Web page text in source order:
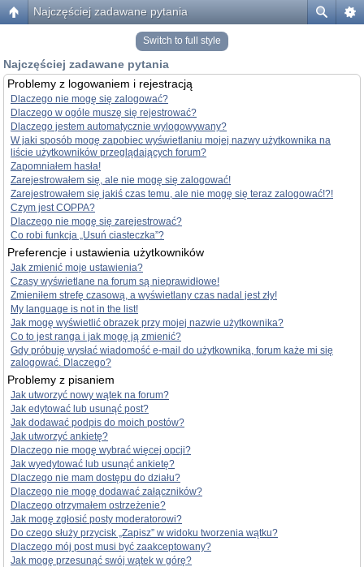
Najczęściej zadawane pytania
Switch to full style
Najczęściej zadawane pytania
Problemy z logowaniem i rejestracją
Dlaczego nie mogę się zalogować?
Dlaczego w ogóle muszę się rejestrować?
Dlaczego jestem automatycznie wylogowywany?
W jaki sposób mogę zapobiec wyświetlaniu mojej nazwy użytkownika na
liście użytkowników przeglądających forum?
Zapomniałem hasła!
Zarejestrowałem się, ale nie mogę się zalogować!
Zarejestrowałem się jakiś czas temu, ale nie mogę się teraz zalogować!?!
Czym jest COPPA?
Dlaczego nie mogę się zarejestrować?
Co robi funkcja „Usuń ciasteczka”?
Preferencje i ustawienia użytkowników
Jak zmienić moje ustawienia?
Czasy wyświetlane na forum są nieprawidłowe!
Zmieniłem strefę czasową, a wyświetlany czas nadal jest zły!
My language is not in the list!
Jak mogę wyświetlić obrazek przy mojej nazwie użytkownika?
Co to jest ranga i jak mogę ją zmienić?
Gdy próbuję wysłać wiadomość e-mail do użytkownika, forum każe mi się
zalogować. Dlaczego?
Problemy z pisaniem
Jak utworzyć nowy wątek na forum?
Jak edytować lub usunąć post?
Jak dodawać podpis do moich postów?
Jak utworzyć ankietę?
Dlaczego nie mogę wybrać więcej opcji?
Jak wyedytować lub usunąć ankietę?
Dlaczego nie mam dostępu do działu?
Dlaczego nie mogę dodawać załączników?
Dlaczego otrzymałem ostrzeżenie?
Jak mogę zgłosić posty moderatorowi?
Do czego służy przycisk „Zapisz” w widoku tworzenia wątku?
Dlaczego mój post musi być zaakceptowany?
Jak mogę przesunąć swój wątek w górę?